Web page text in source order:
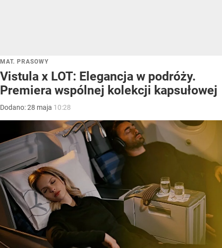
MAT. PRASOWY
Vistula x LOT: Elegancja w podróży.
Premiera wspólnej kolekcji kapsułowej
Dodano:28 maja 10:28